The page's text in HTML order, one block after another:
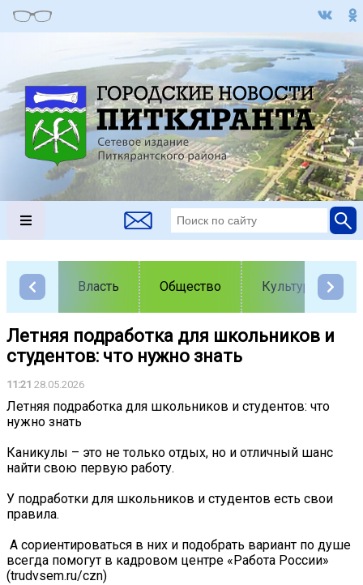
Власть Общество Культура
Летняя подработка для школьников и
студентов: что нужно знать
11:21 28.05.2026
Летняя подработка для школьников и студентов: что
нужно знать
Каникулы – это не только отдых, но и отличный шанс
найти свою первую работу.
У подработки для школьников и студентов есть свои
правила.
️ А сориентироваться в них и подобрать вариант по душе
всегда помогут в кадровом центре «Работа России»
(trudvsem.ru/czn)